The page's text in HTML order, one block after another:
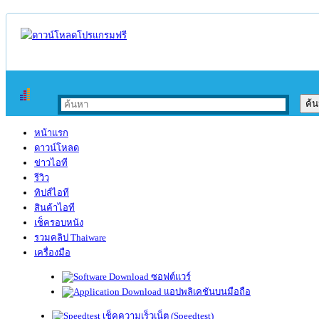
หน้าแรก
ดาวน์โหลด
ข่าวไอที
รีวิว
ทิปส์ไอที
สินค้าไอที
เช็ครอบหนัง
รวมคลิป Thaiware
เครื่องมือ
ซอฟต์แวร์
แอปพลิเคชันบนมือถือ
เช็คความเร็วเน็ต (Speedtest)